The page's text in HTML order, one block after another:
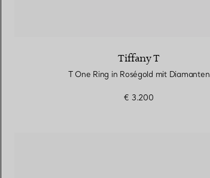
Tiffany T
T One Ring in Roségold mit Diamanten
€ 3.200